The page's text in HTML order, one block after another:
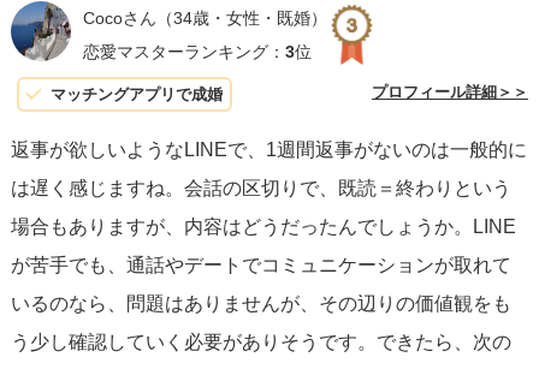
す。ですが、
コミュニケーションを通じて相互理解を深
め、お互いに心地良い関係を築く努力をすること
は二人の信頼関係を強化し、より深い結びつきへと導く鍵
Cocoさん （34歳・女性・既婚）
恋愛マスターランキング： 3位
マッチングアプリで成婚 プロフィール詳細＞＞
返事が欲しいようなLINEで、1週間返事がないのは一般的に
は遅く感じますね。会話の区切りで、既読＝終わりという
場合もありますが、内容はどうだったんでしょうか。LINE
が苦手でも、通話やデートでコミュニケーションが取れて
いるのなら、問題はありませんが、その辺りの価値観をも
う少し確認していく必要がありそうです。できたら、次の